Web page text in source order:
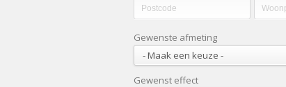
Gewenste afmeting
Gewenst effect